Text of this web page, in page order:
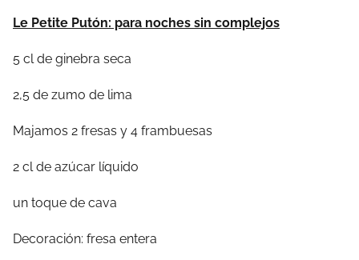
Le Petite Putón: para noches sin complejos
5 cl de ginebra seca
2,5 de zumo de lima
Majamos 2 fresas y 4 frambuesas
2 cl de azúcar líquido
un toque de cava
Decoración: fresa entera